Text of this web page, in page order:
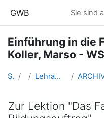
GWB Sie sind
Einführung in die
Koller, Marso -
Startseite Kurse Lehramtsausbildung GW im Cluster Österreich Mitte
Zur Lektion "Das